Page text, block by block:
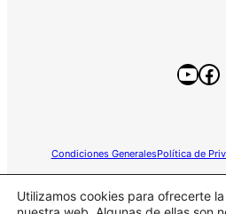
Condiciones GeneralesPolítica de
Utilizamos cookies para ofrecerte